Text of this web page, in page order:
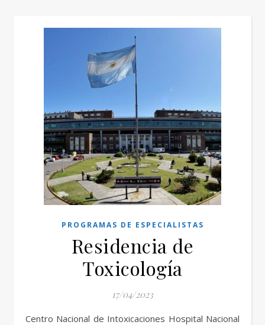
PROGRAMAS DE ESPECIALISTAS
Residencia de
Toxicología
17/04/2023
Centro Nacional de Intoxicaciones Hospital Nacional